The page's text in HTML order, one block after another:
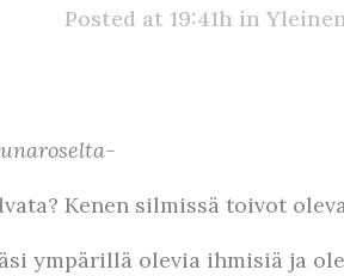
Posted at 19:41h in
Kenen silmissä toivot
ympärillä olevia ihmisiä ja